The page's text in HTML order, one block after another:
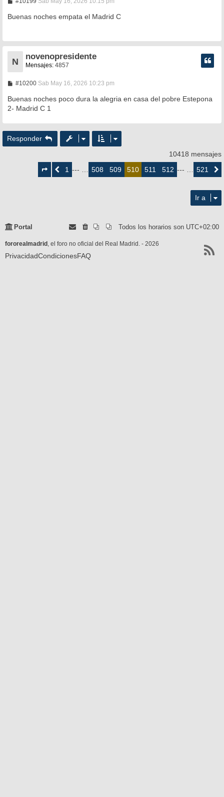
n
s
e
Buenas noches empata el Madrid C
N
novenopresidente
Mensajes: 4857
#10200M
n
a
e
Sab May 16, 2026 10:23 pm
Buenas noches poco dura la alegria en casa del pobre Estepona
2- Madrid C 1
Responder
10418 mensajes
510
deAnterior
1 --- … 508 509 510 511 512 --- … 521
Ir a
Portal Todos los horarios son UTC+02:00
fororealmadrid , el foro no oficial del Real Madrid. - 2026
PrivacidadCondicionesFAQ